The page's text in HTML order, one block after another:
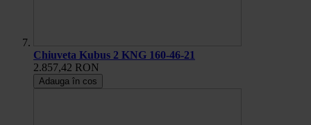
Chiuveta Kubus 2 KNG 160-46-21
2.857,42 RON
Adauga în cos